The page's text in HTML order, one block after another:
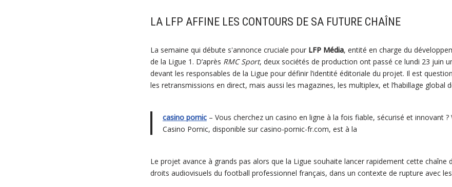
LA LFP AFFINE LES CONTOURS DE SA FUTURE CHAÎNE
La semaine qui débute s'annonce cruciale pour LFP Média, entité en charge du
de la Ligue 1. D’après RMC Sport, deux sociétés de production ont passé ce lundi 23 juin
devant les responsables de la Ligue pour définir l’identité éditoriale du projet. Il est
les retransmissions en direct, mais aussi les magazines, les multiplex, et l’habillage global
casino pornic– Vous cherchez un casino en ligne à la fois fiable, sécurisé et innovant ?
Casino Pornic, disponible sur casino-pornic-fr.com, est à la
Le projet avance à grands pas alors que la Ligue souhaite lancer rapidement cette chaîne
droits audiovisuels du football professionnel français, dans un contexte de rupture avec